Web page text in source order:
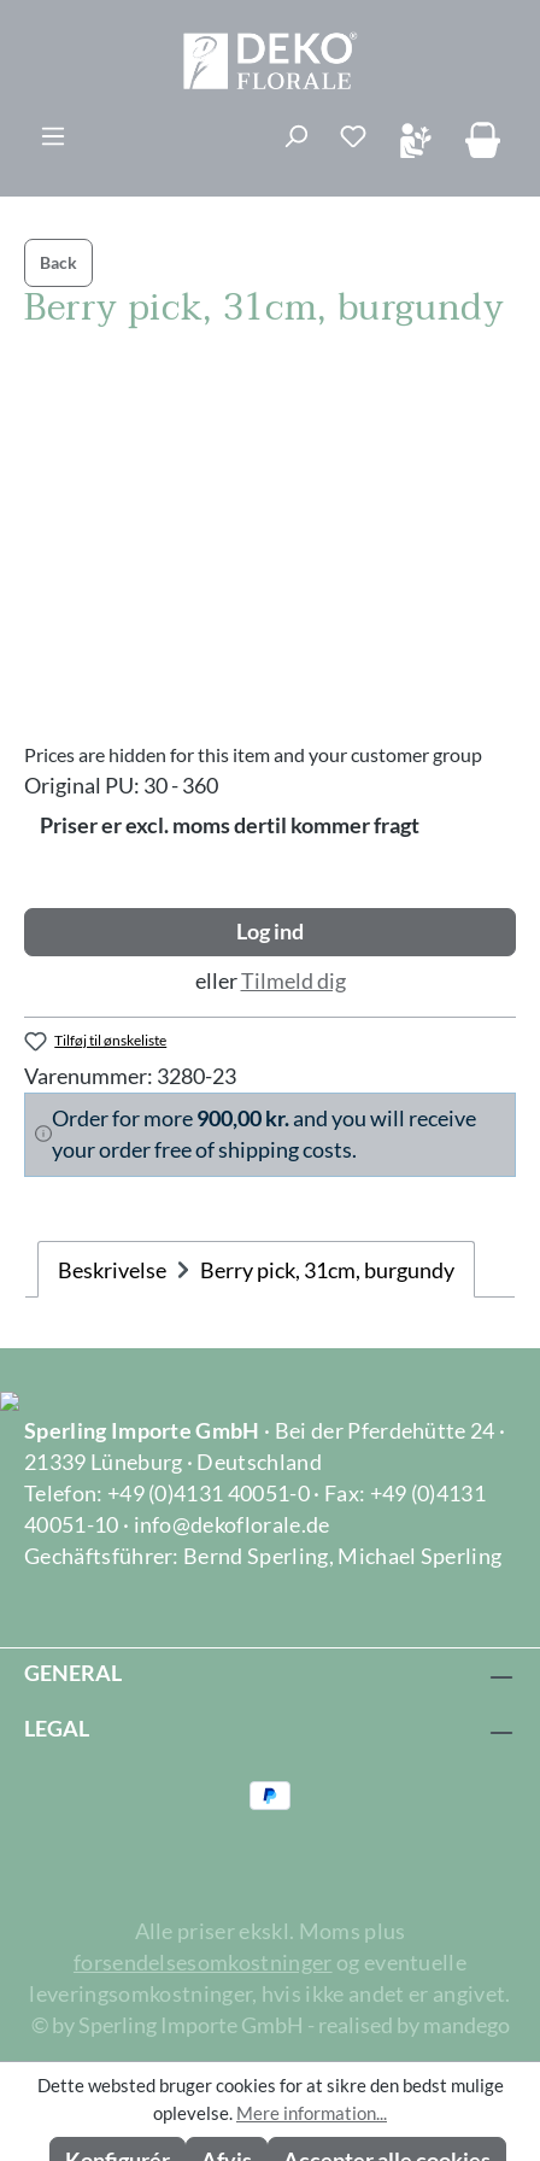
Du har 0
Back
Berry pick, 31cm, burgundy
Prices are hidden for this item and your customer group
Original PU: 30 - 360
Priser er excl. moms dertil kommer fragt
Log ind
ellerTilmeld dig
Tilføj til ønskeliste
Varenummer: 3280-23
Order for more900,00 kr.and you will receive
your order free of shipping costs.
Beskrivelse Berry pick, 31cm, burgundy
Sperling Importe GmbH · Bei der Pferdehütte 24 ·
21339 Lüneburg · Deutschland
Telefon: +49 (0)4131 40051-0 · Fax: +49 (0)4131
40051-10 · info@dekoflorale.de
Gechäftsführer: Bernd Sperling, Michael Sperling
GENERAL
LEGAL
Alle priser ekskl. Moms plus
forsendelsesomkostninger og eventuelle
leveringsomkostninger, hvis ikke andet er angivet.
© by Sperling Importe GmbH - realised by mandego
Dette websted bruger cookies for at sikre den bedst mulige
oplevelse. Mere information...